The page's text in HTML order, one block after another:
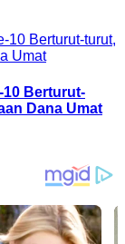
10 Berturut-
Dana Umat